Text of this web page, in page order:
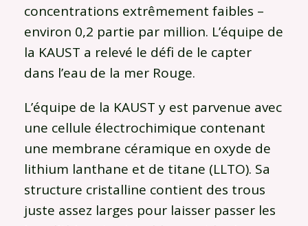
concentrations extrêmement faibles –
environ 0,2 partie par million. L’équipe de
la KAUST a relevé le défi de le capter
dans l’eau de la mer Rouge.
L’équipe de la KAUST y est parvenue avec
une cellule électrochimique contenant
une membrane céramique en oxyde de
lithium lanthane et de titane (LLTO). Sa
structure cristalline contient des trous
juste assez larges pour laisser passer les